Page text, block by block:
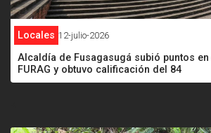
Locales 12-julio-2026
Alcaldía de Fusagasugá subió puntos en
FURAG y obtuvo calificación del 84